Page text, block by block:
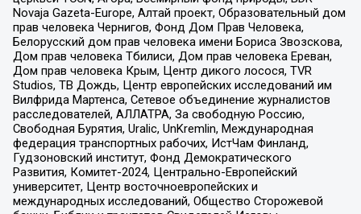
Novaja Gazeta-Europe, Алтай проект, Образовательный дом
прав человека Чернигов, Фонд Дом Прав Человека,
Белорусский дом прав человека имени Бориса Звозскова,
Дом прав человека Тбилиси, Дом прав человека Ереван,
Дом прав человека Крым, Центр дикого лосося, TVR
Studios, ТВ Дождь, Центр европейских исследований им
Вилфрида Мартенса, Сетевое объединение журналистов
расследователей, АЛЛАТРА, За свободную Россию,
Свободная Бурятия, Uralic, UnKremlin, Международная
федерация транспортных рабочих, ИстЧам Финланд,
Гудзоновский институт, Фонд Демократического
Развития, Комитет-2024, Центрально-Европейский
университет, Центр восточноевропейских и
международных исследований, Общество Сторожевой